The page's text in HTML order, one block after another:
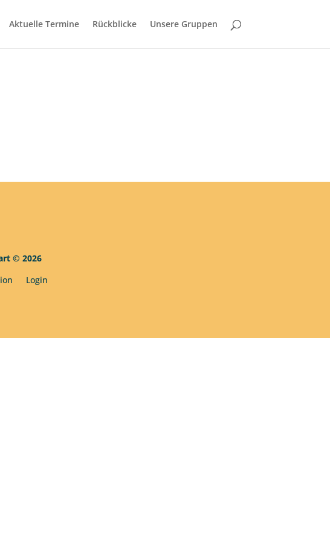
Aktuelle Termine Rückblicke Unsere Gruppen
© 2026
Login